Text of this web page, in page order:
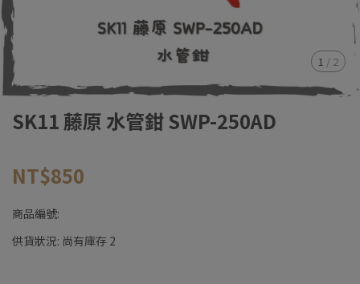
1 / 2
SK11 藤原 水管鉗 SWP-250AD
NT$850
商品編號:
供貨狀況: 尚有庫存 2